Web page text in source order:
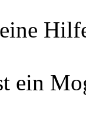
ein